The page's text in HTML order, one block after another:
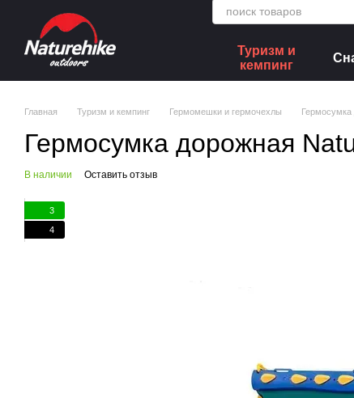
Перейти к основному контенту
Туризм и
кемпинг
Главная Туризм и кемпинг Гермомешки и гермочехлы Гермосумка
Гермосумка дорожная
В наличии Оставить отзыв
3
4